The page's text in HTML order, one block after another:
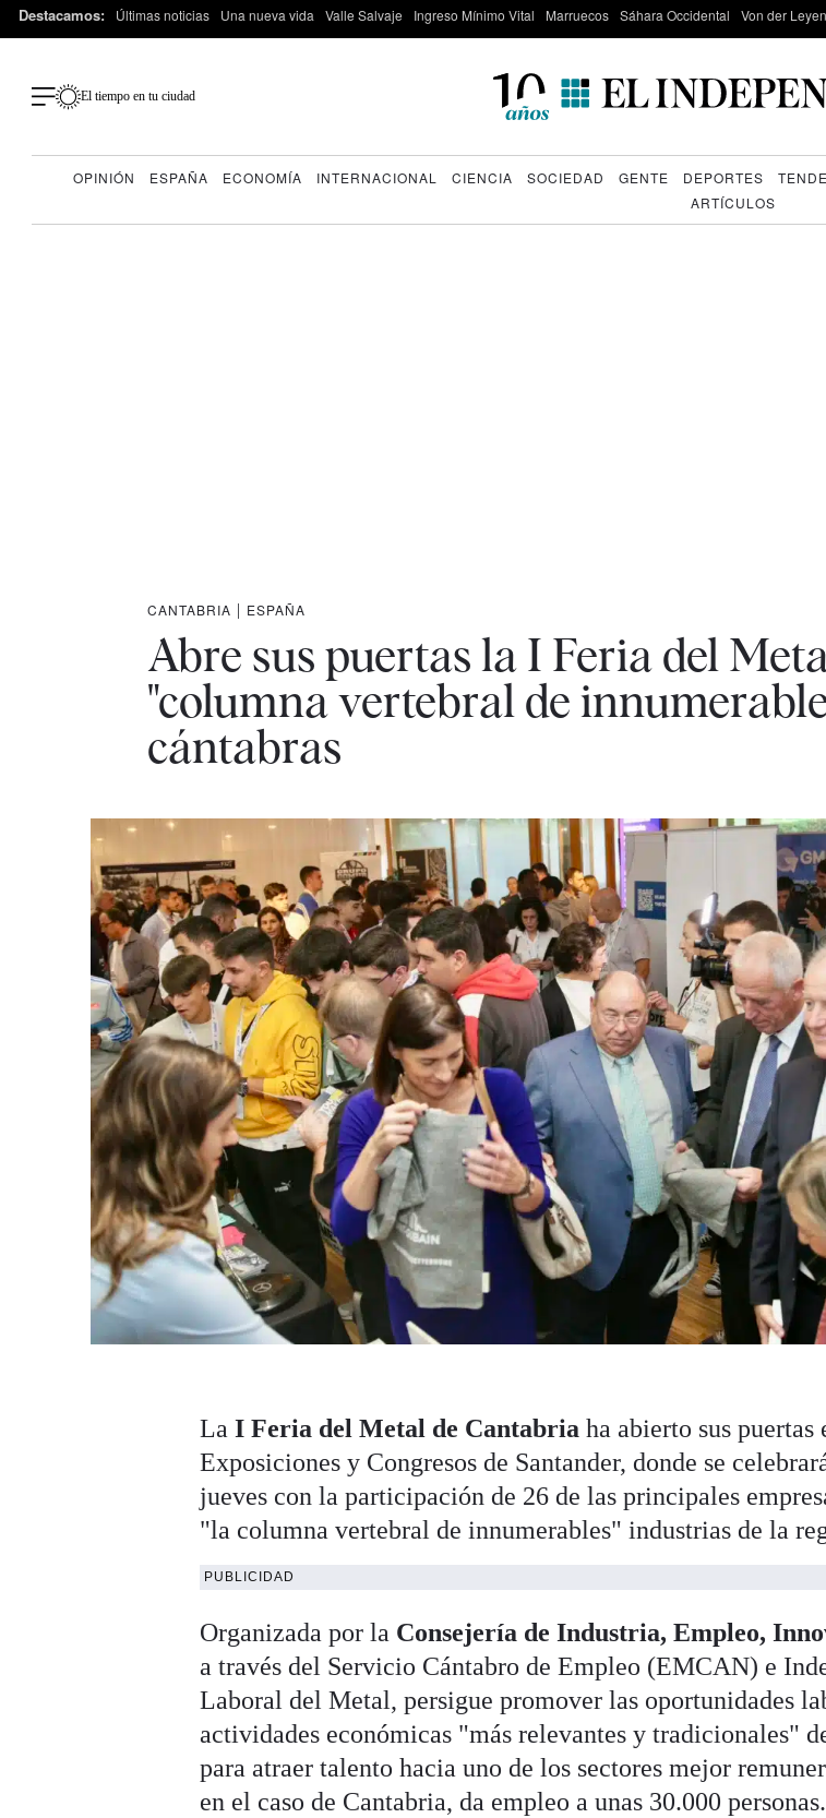
Destacamos: Últimas noticias Una nueva vida Valle Salvaje Ingreso Mínimo Vital Marruecos Sáhara Occidental Von der Leyen
El tiempo en tu ciudad
OPINIÓN ESPAÑA ECONOMÍA INTERNACIONAL CIENCIA SOCIEDAD GENTE DEPORTES
ARTÍCULOS
CANTABRIA | ESPAÑA
Abre sus puertas la I Feria del
"columna vertebral de
cántabras
LaI Feria del Metal de Cantabria ha abierto sus puertas
Exposiciones y Congresos de Santander, donde se
jueves con la participación de 26 de las principales
"la columna vertebral de innumerables" industrias de la
PUBLICIDAD
Organizada por la Consejería de Industria, Empleo,
a través del Servicio Cántabro de Empleo (EMCAN) e
Laboral del Metal, persigue promover las oportunidades
actividades económicas "más relevantes y tradicionales"
para atraer talento hacia uno de los sectores mejor
en el caso de Cantabria, da empleo a unas 30.000 personas.